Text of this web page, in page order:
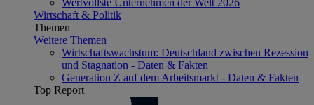
Wirtschaft & Politik
Themen
Weitere Themen
Wirtschaftswachstum: Deutschland zwischen Rezession
und Stagnation - Daten & Fakten
Generation Z auf dem Arbeitsmarkt - Daten & Fakten
Top Report